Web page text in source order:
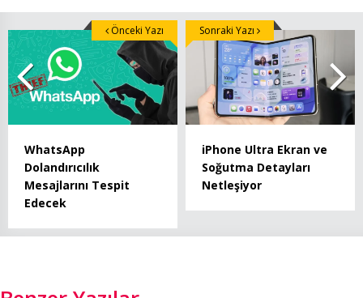
WhatsApp
Dolandırıcılık
Mesajlarını Tespit
Edecek
Önceki Yazı
iPhone Ultra Ekran ve
Soğutma Detayları
Netleşiyor
Sonraki Yazı